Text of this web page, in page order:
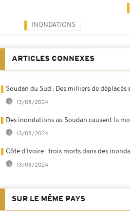
INONDATIONS
ARTICLES CONNEXES
Soudan du Sud : Des milliers de
13/08/2024
Des inondations au Soudan causent la
13/08/2024
Côte d'Ivoire : trois morts dans des
13/08/2024
SUR LE MÊME PAYS